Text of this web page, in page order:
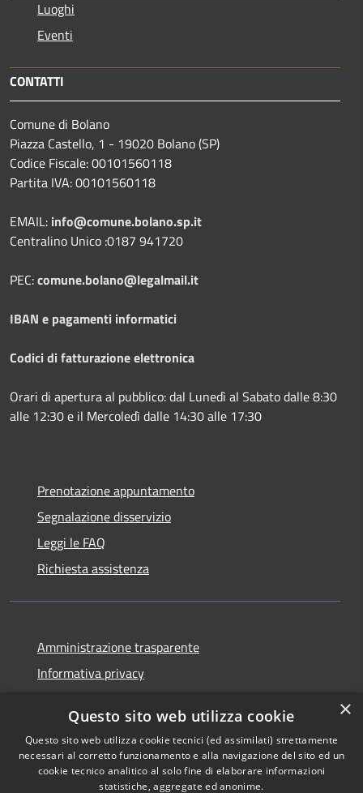
Luoghi
Eventi
CONTATTI
Comune di Bolano
Piazza Castello, 1 - 19020 Bolano (SP)
Codice Fiscale: 00101560118
Partita IVA: 00101560118
EMAIL: info@comune.bolano.sp.it
Centralino Unico :0187 941720
PEC:comune.bolano@legalmail.it
IBAN e pagamenti informatici
Codici di fatturazione elettronica
Orari di apertura al pubblico: dal Lunedì al Sabato dalle 8:30
alle 12:30 e il Mercoledì dalle 14:30 alle 17:30
Prenotazione appuntamento
Segnalazione disservizio
Leggi le FAQ
Richiesta assistenza
Amministrazione trasparente
Informativa privacy
Dichiarazione di accessibilità
×
Questo sito web utilizza cookie
Questo sito web utilizza cookie tecnici (ed assimilati) strettamente
necessari al corretto funzionamento e alla navigazione del sito ed un
cookie tecnico analitico al solo fine di elaborare informazioni
statistiche, aggregate ed anonime.